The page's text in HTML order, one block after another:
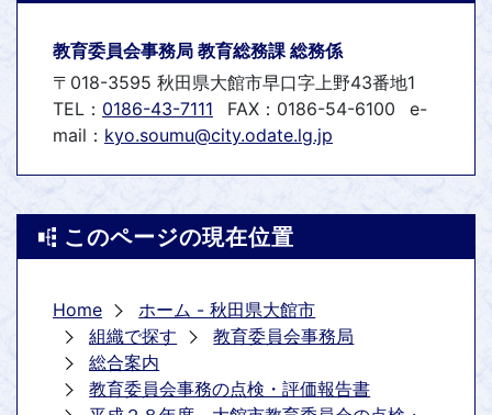
教育委員会事務局 教育総務課 総務係
〒018-3595 秋田県大館市早口字上野43番地1
TEL： 0186-43-7111 FAX：0186-54-6100
e-
mail： kyo.soumu@city.odate.lg.jp
このページの現在位置
Home
ホーム - 秋田県大館市
組織で探す
教育委員会事務局
総合案内
教育委員会事務の点検・評価報告書